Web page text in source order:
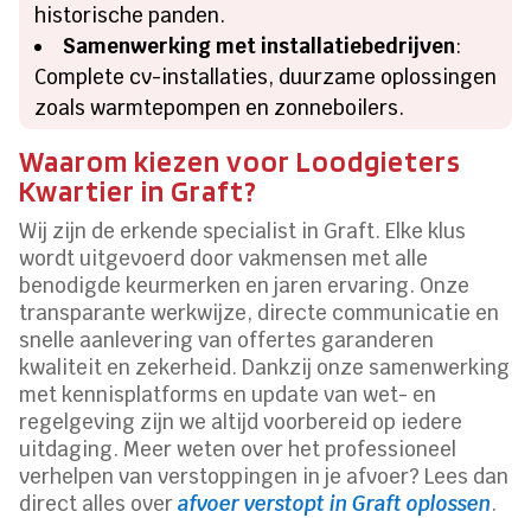
historische panden.​
Samenwerking met installatiebedrijven:
Complete cv-installaties, duurzame oplossingen
zoals warmtepompen en zonneboilers.​
Waarom kiezen voor Loodgieters
Kwartier in Graft?
Wij zijn de erkende specialist in Graft.​ Elke klus
wordt uitgevoerd door vakmensen met alle
benodigde keurmerken en jaren ervaring.​ Onze
transparante werkwijze, directe communicatie en
snelle aanlevering van offertes garanderen
kwaliteit en zekerheid.​ Dankzij onze samenwerking
met kennisplatforms en update van wet- en
regelgeving zijn we altijd voorbereid op iedere
uitdaging.​ Meer weten over het professioneel
verhelpen van verstoppingen in je afvoer? Lees dan
direct alles overafvoer verstopt in Graft oplossen.​